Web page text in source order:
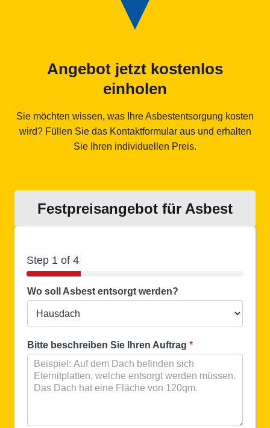
Angebot jetzt kostenlos
einholen
Sie möchten wissen, was Ihre Asbestentsorgung kosten
wird? Füllen Sie das Kontaktformular aus und erhalten
Sie Ihren individuellen Preis.
Festpreisangebot für Asbest
Step 1 of 4
Wo soll Asbest entsorgt werden?
Bitte beschreiben Sie Ihren Auftrag *